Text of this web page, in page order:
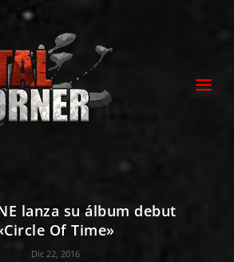
lanza su álbum debut
Of Time»
Dic 22, 2016